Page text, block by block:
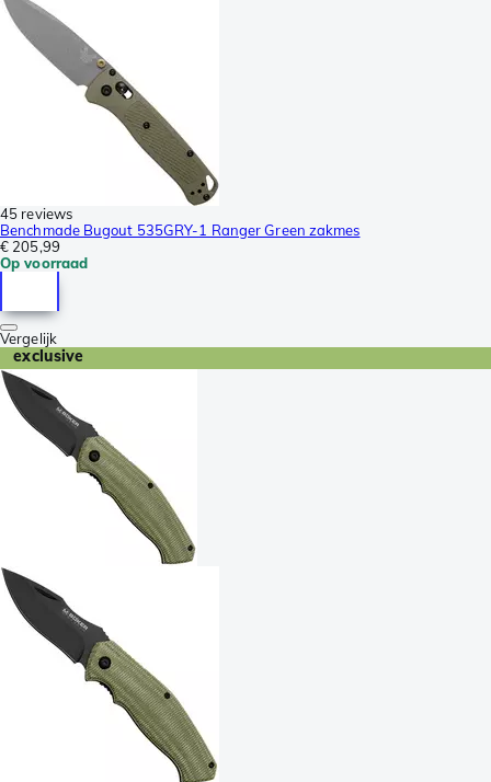
45 reviews
Benchmade Bugout 535GRY-1 Ranger Green zakmes
€ 205,99
Op voorraad
Vergelijk
exclusive